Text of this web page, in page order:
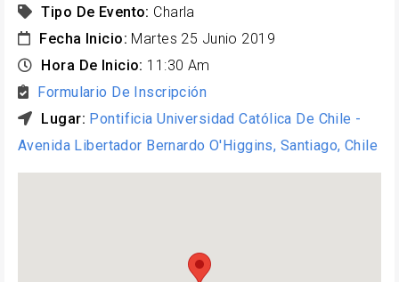
Tipo De Evento: Charla
Fecha Inicio: Martes 25 Junio 2019
Hora De Inicio: 11:30 Am
Formulario De Inscripción
Lugar: Pontificia Universidad Católica De Chile -
Avenida Libertador Bernardo O'Higgins, Santiago, Chile